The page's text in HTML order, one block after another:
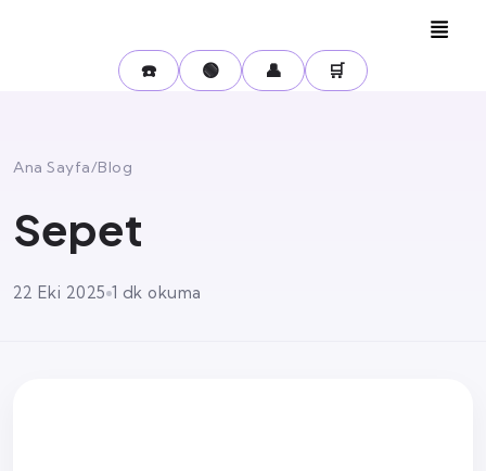
☎️ 🟢 👤 🛒
Ana Sayfa/Blog
Sepet
22 Eki 2025 1 dk okuma